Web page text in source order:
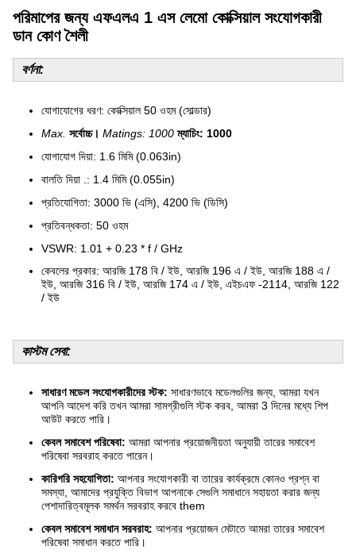
পরিমাপের জন্য এফএলএ 1 এস লেমো কোক্সিয়াল সংযোগকারী
ডান কোণ শৈলী
বর্ণনা:
যোগাযোগের ধরণ: কোক্সিয়াল 50 ওহম (সোল্ডার)
Max. সর্বোচ্চ। Matings: 1000 ম্যাচিং: 1000
যোগাযোগ দিয়া: 1.6 মিমি (0.063in)
বালতি দিয়া .: 1.4 মিমি (0.055in)
প্রতিযোগিতা: 3000 ভি (এসি), 4200 ভি (ডিসি)
প্রতিবন্ধকতা: 50 ওহম
VSWR: 1.01 + 0.23 * f / GHz
কেবলের প্রকার: আরজি 178 বি / ইউ, আরজি 196 এ / ইউ, আরজি 188 এ /
ইউ, আরজি 316 বি / ইউ, আরজি 174 এ / ইউ, এইচএফ -2114, আরজি 122
/ ইউ
কাস্টম সেবা:
সাধারণ মডেল সংযোগকারীদের স্টক: সাধারণভাবে মডেলগুলির জন্য, আমরা যখন
আপনি আদেশ করি তখন আমরা সামগ্রীগুলি স্টক করব, আমরা 3 দিনের মধ্যে শিপ
আউট করতে পারি।
কেবল সমাবেশ পরিষেবা: আমরা আপনার প্রয়োজনীয়তা অনুযায়ী তারের সমাবেশ
পরিষেবা সরবরাহ করতে পারেন।
কারিগরি সহযোগিতা: আপনার সংযোগকারী বা তারের কার্যক্রমে কোনও প্রশ্ন বা
সমস্যা, আমাদের প্রযুক্তি বিভাগ আপনাকে সেগুলি সমাধানে সহায়তা করার জন্য
পেশাদারিত্বমূলক সমর্থন সরবরাহ করবে them
কেবল সমাবেশ সমাধান সরবরাহ: আপনার প্রয়োজন মেটাতে আমরা তারের সমাবেশ
পরিষেবা সমাধান করতে পারি।